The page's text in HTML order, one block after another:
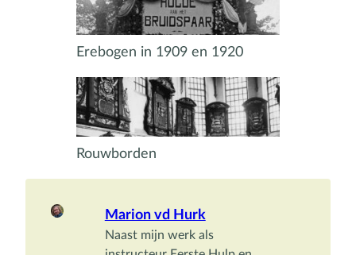
Erebogen in 1909 en 1920
Rouwborden
Marion vd Hurk
Naast mijn werk als